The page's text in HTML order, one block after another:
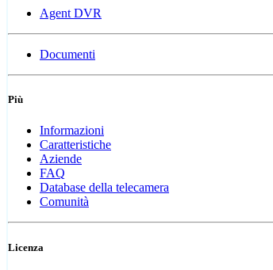
Agent DVR
Documenti
Più
Informazioni
Caratteristiche
Aziende
FAQ
Database della telecamera
Comunità
Licenza